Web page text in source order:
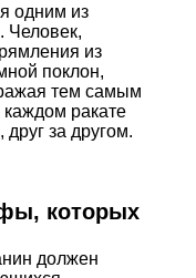
одним из
Человек,
из
поклон,
тем самым
ракате
за другом.
которых
должен